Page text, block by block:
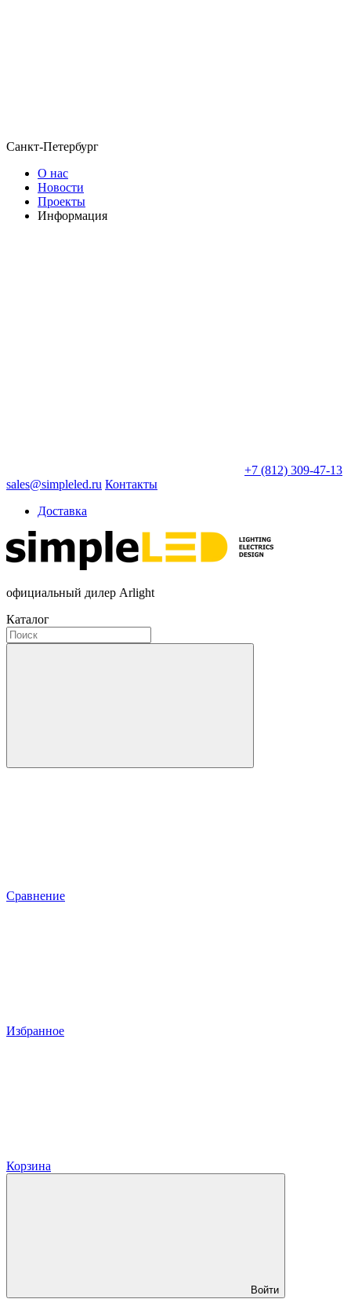
Санкт-Петербург
О нас
Новости
Проекты
Информация
+7 (812) 309-47-13
sales@simpleled.ru Контакты
Доставка
официальный дилер Arlight
Каталог
Сравнение
Избранное
Корзина
Войти